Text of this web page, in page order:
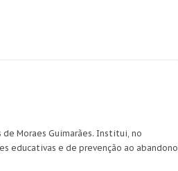
de Moraes Guimarães. Institui, no
educativas e de prevenção ao abandono